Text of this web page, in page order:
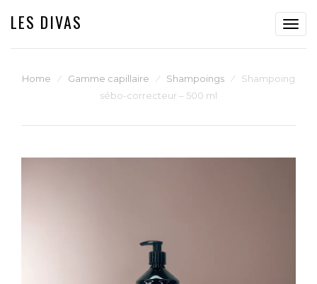
LES DIVAS
Home ⁄ Gamme capillaire ⁄ Shampoings ⁄
Shampoing
sébo-correcteur – 500 ml